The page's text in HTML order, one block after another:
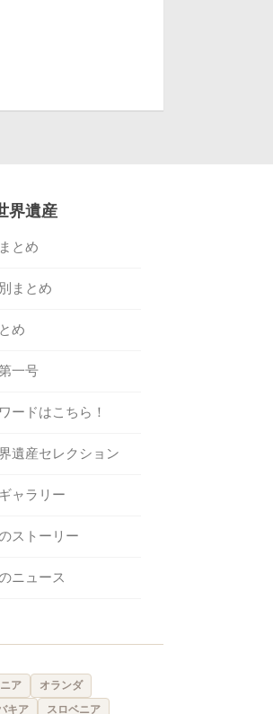
界遺産
とめ
まとめ
め
一号
ードはこちら！
遺産セレクション
ャラリー
ストーリー
ニュース
ア
オランダ
キア
スロベニア